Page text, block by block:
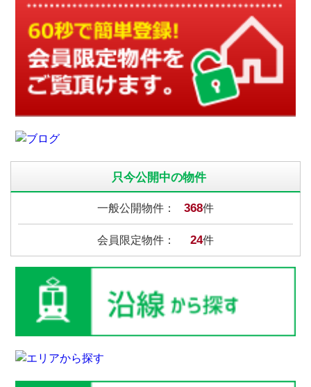
只今公開中の物件
一般公開物件： 368件
会員限定物件： 24件